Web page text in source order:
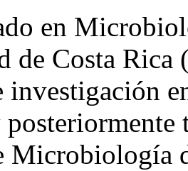
en
de Costa Rica
investigación
Microbiología